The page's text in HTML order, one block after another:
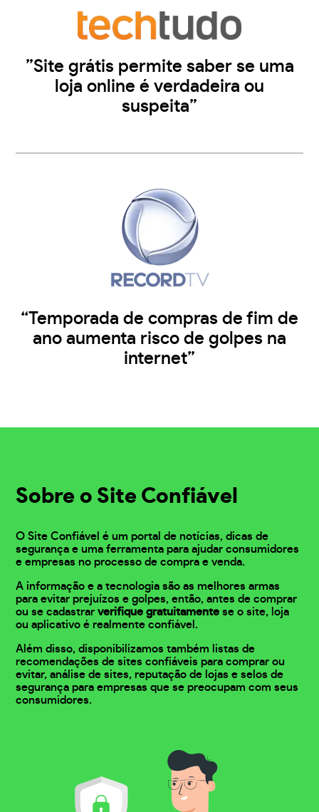
”Site grátis permite saber se uma
loja online é verdadeira ou
suspeita”
“Temporada de compras de fim de
ano aumenta risco de golpes na
internet”
Sobre o Site Confiável
O Site Confiável é um portal de notícias, dicas de
segurança e uma ferramenta para ajudar consumidores
e empresas no processo de compra e venda.
A informação e a tecnologia são as melhores armas
para evitar prejuízos e golpes, então, antes de comprar
ou se cadastrarverifique gratuitamente se o site, loja
ou aplicativo é realmente confiável.
Além disso, disponibilizamos também listas de
recomendações de sites confiáveis para comprar ou
evitar, análise de sites, reputação de lojas e selos de
segurança para empresas que se preocupam com seus
consumidores.